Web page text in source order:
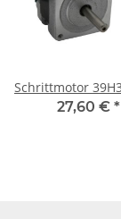
Schrittmotor
27,60 € *